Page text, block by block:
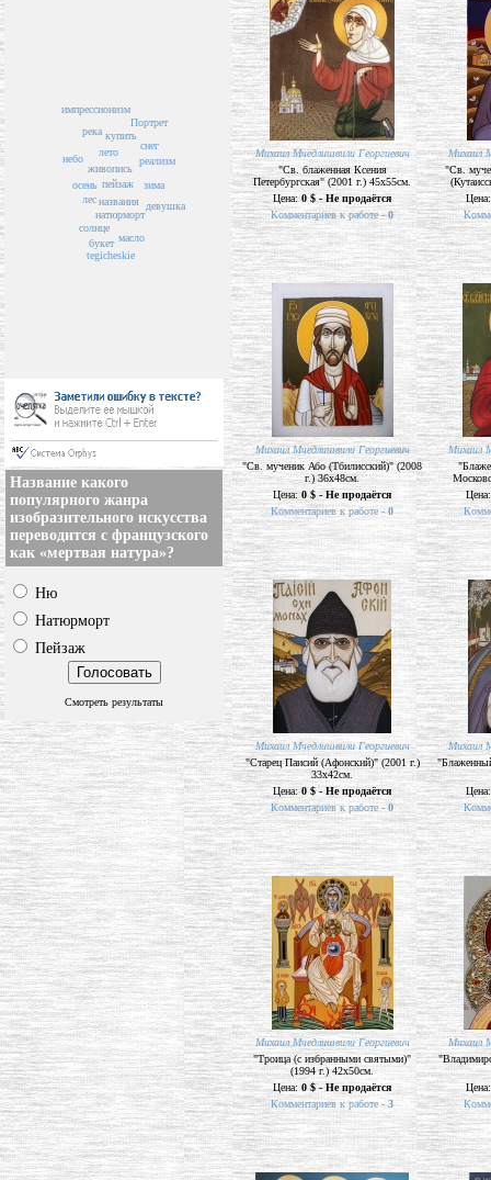
пейзаж
названия
живопись
лето
натюрморт
купить
солнце
лес
зима
осень
букет масло
река
снег
tegicheskie
реализм
небо
импрессионизм
Портрет
девушка
Название какого
популярного жанра
изобразительного искусства
переводится с французского
как «мертвая натура»?
Ню
Натюрморт
Пейзаж
Смотреть результаты
Михаил Мчедлишвили Георгиевич
"Св. блаженная Ксения
Петербургская" (2001 г.) 45х55см.
Цена:0 $ - Не продаётся
Комментариев к работе -0
Михаил
"Св.
Михаил Мчедлишвили Георгиевич
"Св. мученик Або (Тбилисский)" (2008
г.) 36х48см.
Цена: 0 $ - Не продаётся
Комментариев к работе -0
Михаил
Михаил Мчедлишвили Георгиевич
"Старец Паисий (Афонский)" (2001 г.)
33х42см.
Цена:0 $ - Не продаётся
Комментариев к работе - 0
Михаил
Михаил Мчедлишвили Георгиевич
"Троица (с избранными святыми)"
(1994 г.) 42х50см.
Цена: 0 $ - Не продаётся
Комментариев к работе - 3
Михаил